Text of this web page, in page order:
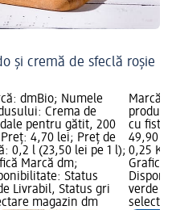
și cremă de sfeclă roșie
dmBio; Numele
Crema de
pentru gătit, 200
4,70 lei; Preț de
0,2 l (23,50 lei pe 1 l);
Marcă dm;
Status
Livrabil, Status gri
magazin dm
Marcă:
cu fistic,
49,90
0,25 Kg
Grafică
verde